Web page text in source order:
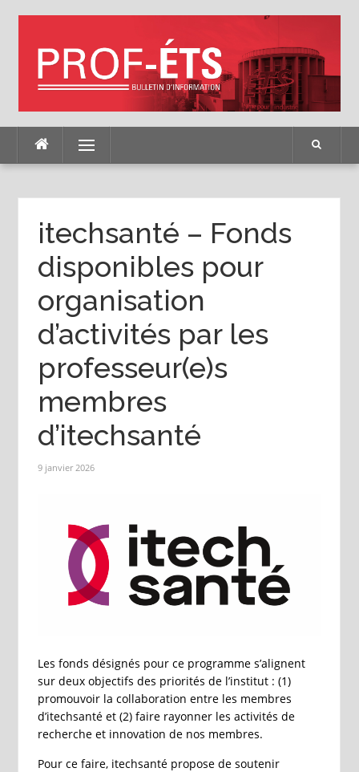
Menu
itechsanté – Fonds
disponibles pour
organisation
d’activités par les
professeur(e)s
membres
d’itechsanté
9 janvier 2026
Les fonds désignés pour ce programme s’alignent
sur deux objectifs des priorités de l’institut : (1)
promouvoir la collaboration entre les membres
d’itechsanté et (2) faire rayonner les activités de
recherche et innovation de nos membres.
Pour ce faire, itechsanté propose de soutenir